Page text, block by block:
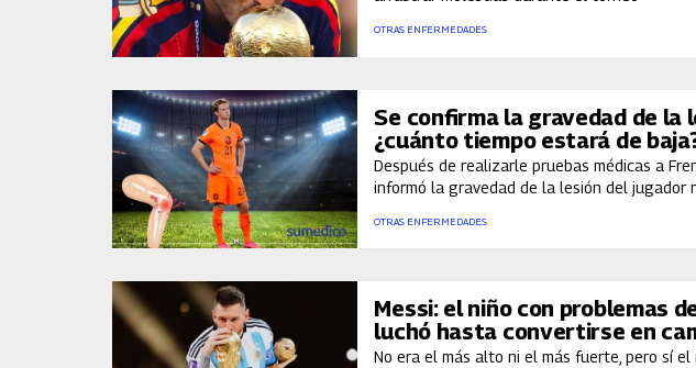
OTRAS ENFERMEDADES
Se confirma la gravedad de la
¿cuánto tiempo estará de
Después de realizarle pruebas médicas a
informó la gravedad de la lesión del jugador
OTRAS ENFERMEDADES
Messi: el niño con problemas
luchó hasta convertirse en
No era el más alto ni el más fuerte, pero sí el